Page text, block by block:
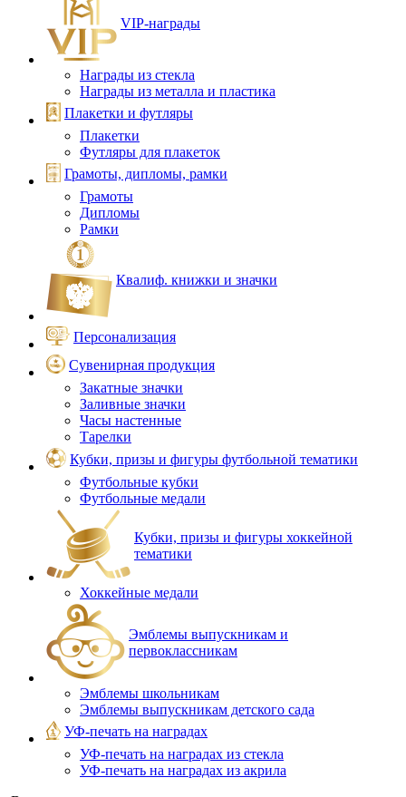
VIP‑награды
Награды из стекла
Награды из металла и пластика
Плакетки и футляры
Плакетки
Футляры для плакеток
Грамоты, дипломы, рамки
Грамоты
Дипломы
Рамки
Квалиф. книжки и значки
Персонализация
Сувенирная продукция
Закатные значки
Заливные значки
Часы настенные
Тарелки
Кубки, призы и фигуры футбольной тематики
Футбольные кубки
Футбольные медали
Кубки, призы и фигуры хоккейной
тематики
Хоккейные медали
Эмблемы выпускникам и
первоклассникам
Эмблемы школьникам
Эмблемы выпускникам детского сада
УФ-печать на наградах
УФ‑печать на наградах из стекла
УФ-печать на наградах из акрила